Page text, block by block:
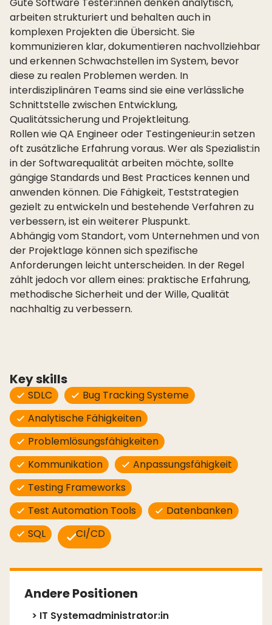
arbeiten strukturiert und behalten auch in
komplexen Projekten die Übersicht. Sie
kommunizieren klar, dokumentieren nachvollziehbar
und erkennen Schwachstellen im System, bevor
diese zu realen Problemen werden. In
interdisziplinären Teams sind sie eine verlässliche
Schnittstelle zwischen Entwicklung,
Qualitätssicherung und Projektleitung.
Rollen wie QA Engineer oder Testingenieur:in setzen
oft zusätzliche Erfahrung voraus. Wer als Spezialist:in
in der Softwarequalität arbeiten möchte, sollte
gängige Standards und Best Practices kennen und
anwenden können. Die Fähigkeit, Teststrategien
gezielt zu entwickeln und bestehende Verfahren zu
verbessern, ist ein weiterer Pluspunkt.
Abhängig vom Standort, vom Unternehmen und von
der Projektlage können sich spezifische
Anforderungen leicht unterscheiden. In der Regel
zählt jedoch vor allem eines: praktische Erfahrung,
methodische Sicherheit und der Wille, Qualität
nachhaltig zu verbessern.
Andere Positionen
> IT Systemadministrator:in
Key skills
SDLC
Bug Tracking Systeme
Analytische Fähigkeiten
Problemlösungsfähigkeiten
Kommunikation
Anpassungsfähigkeit
Testing Frameworks
Test Automation Tools
Datenbanken
SQL
CI/CD